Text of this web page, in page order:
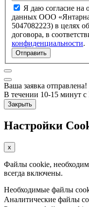
Я даю согласие на
данных ООО
5047082223) в целях обработки запроса и заключение
договора, в
конфиденциальности.
Отправить
Ваша заявка отправлена!
В течении 10-15 минут с
Закрыть
Настройки
x
Файлы cookie,
всегда включены.
Необходимые файлы
Аналитические файлы